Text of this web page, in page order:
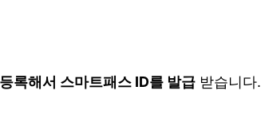
록해서 스마트패스 ID를 발급 받습니다.